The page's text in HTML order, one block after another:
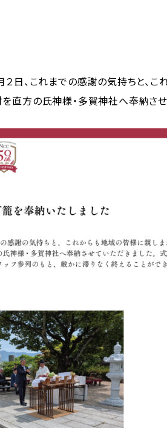
日、これまでの感謝の気持ちと、
直方の氏神様・多賀神社へ奉納させ